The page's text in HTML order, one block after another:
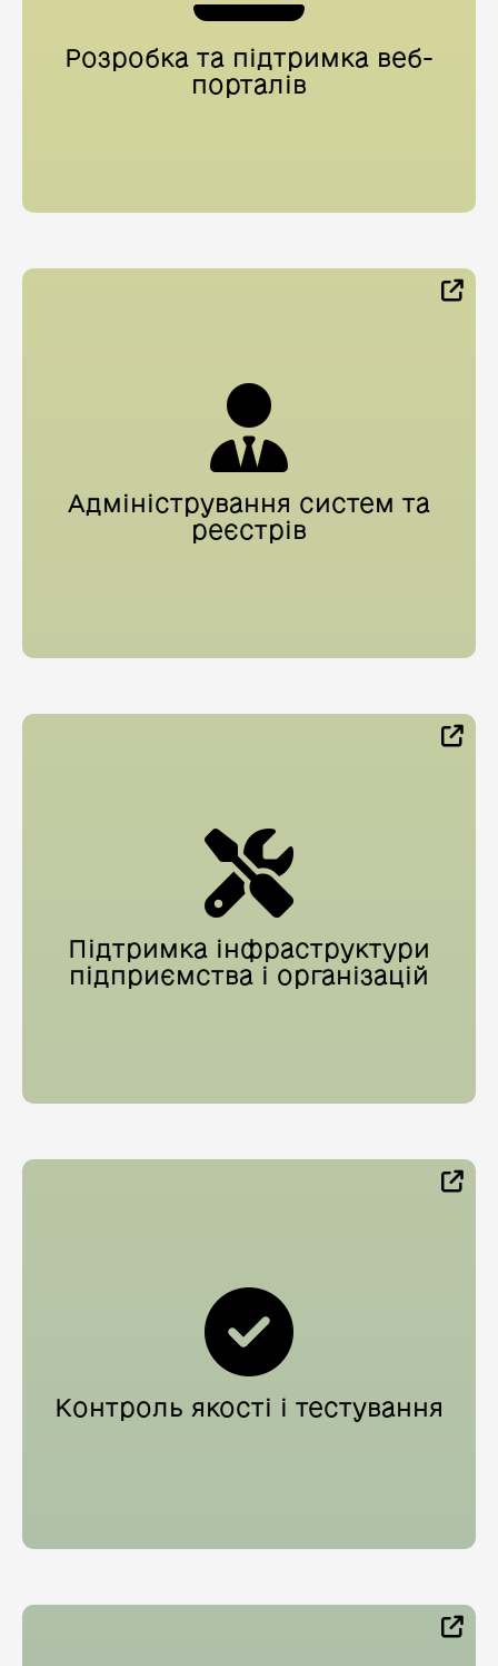
Розробка та підтримка веб-
порталів
Адміністрування систем та
реєстрів
Підтримка інфраструктури
підприємства і організацій
Контроль якості і тестування